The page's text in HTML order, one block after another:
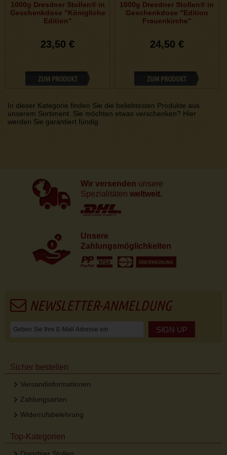
1000g Dresdner Stollen® in
Geschenkdose "Königliche
Edition"
23,50 €
ZUM PRODUKT
1000g Dresdner Stollen® in
Geschenkdose "Edition
Frauenkirche"
24,50 €
ZUM PRODUKT
In dieser Kategorie finden Sie die beliebtesten Produkte aus
unserem Sortiment. Sie möchten etwas verschenken? Hier
werden Sie garantiert fündig.
Wir versenden unsere
Spezialitäten weltweit.
Unsere
Zahlungsmöglichkeiten
NEWSLETTER-ANMELDUNG
SIGN UP
Sicher bestellen
Versandinformationen
Zahlungsarten
Widerrufsbelehrung
Top-Kategorien